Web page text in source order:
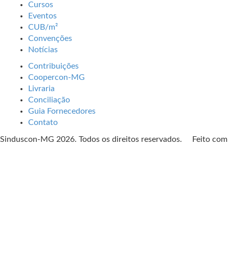
Cursos
Eventos
CUB/m²
Convenções
Notícias
Contribuições
Coopercon-MG
Livraria
Conciliação
Guia Fornecedores
Contato
Sinduscon-MG 2026. Todos os direitos reservados. Feito com